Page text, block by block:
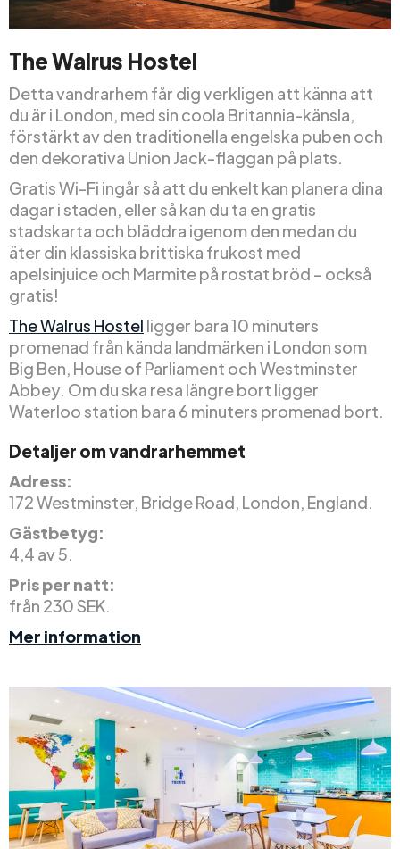
The Walrus Hostel
Detta vandrarhem får dig verkligen att känna att
du är i London, med sin coola Britannia-känsla,
förstärkt av den traditionella engelska puben och
den dekorativa Union Jack-flaggan på plats.
Gratis Wi-Fi ingår så att du enkelt kan planera dina
dagar i staden, eller så kan du ta en gratis
stadskarta och bläddra igenom den medan du
äter din klassiska brittiska frukost med
apelsinjuice och Marmite på rostat bröd – också
gratis!
The Walrus Hostel ligger bara 10 minuters
promenad från kända landmärken i London som
Big Ben, House of Parliament och Westminster
Abbey. Om du ska resa längre bort ligger
Waterloo station bara 6 minuters promenad bort.
Detaljer om vandrarhemmet
Adress:
172 Westminster, Bridge Road, London, England.
Gästbetyg:
4,4 av 5.
Pris per natt:
från 230 SEK.
Mer information